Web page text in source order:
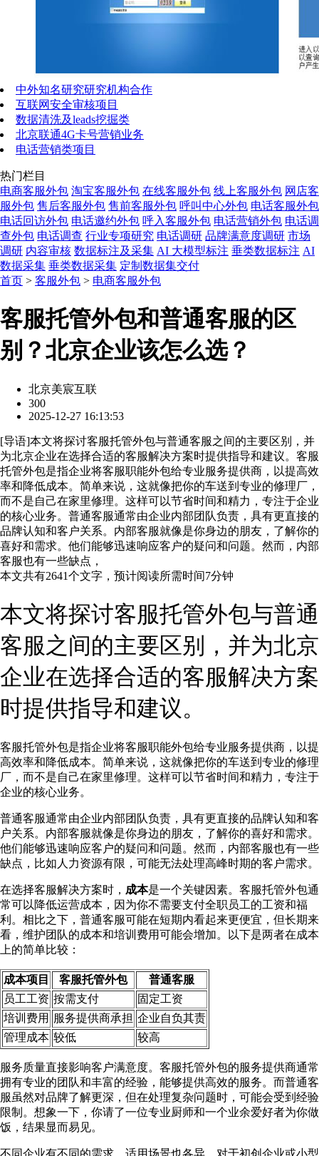
中外知名研究研究机构合作
互联网安全审核项目
数据清洗及leads挖掘类
北京联通4G卡号营销业务
电话营销类项目
热门栏目
电商客服外包 淘宝客服外包 在线客服外包 线上客服外包 网店客
服外包 售后客服外包 售前客服外包 呼叫中心外包 电话客服外包
电话回访外包 电话邀约外包 呼入客服外包 电话营销外包 电话调
查外包 电话调查 行业专项研究 电话调研 品牌满意度调研 市场
调研 内容审核 数据标注及采集 AI 大模型标注 垂类数据标注 AI
数据采集 垂类数据采集 定制数据集交付
首页 > 客服外包 > 电商客服外包
客服托管外包和普通客服的区
别？北京企业该怎么选？
北京美宸互联
300
2025-12-27 16:13:53
[导语]本文将探讨客服托管外包与普通客服之间的主要区别，并
为北京企业在选择合适的客服解决方案时提供指导和建议。客服
托管外包是指企业将客服职能外包给专业服务提供商，以提高效
率和降低成本。简单来说，这就像把你的车送到专业的修理厂，
而不是自己在家里修理。这样可以节省时间和精力，专注于企业
的核心业务。普通客服通常由企业内部团队负责，具有更直接的
品牌认知和客户关系。内部客服就像是你身边的朋友，了解你的
喜好和需求。他们能够迅速响应客户的疑问和问题。然而，内部
客服也有一些缺点，
本文共有2641个文字，预计阅读所需时间7分钟
本文将探讨客服托管外包与普通
客服之间的主要区别，并为北京
企业在选择合适的客服解决方案
时提供指导和建议。
客服托管外包是指企业将客服职能外包给专业服务提供商，以提
高效率和降低成本。简单来说，这就像把你的车送到专业的修理
厂，而不是自己在家里修理。这样可以节省时间和精力，专注于
企业的核心业务。
普通客服通常由企业内部团队负责，具有更直接的品牌认知和客
户关系。内部客服就像是你身边的朋友，了解你的喜好和需求。
他们能够迅速响应客户的疑问和问题。然而，内部客服也有一些
缺点，比如人力资源有限，可能无法处理高峰时期的客户需求。
在选择客服解决方案时， 成本是一个关键因素。客服托管外包通
常可以降低运营成本，因为你不需要支付全职员工的工资和福
利。相比之下，普通客服可能在短期内看起来更便宜，但长期来
看，维护团队的成本和培训费用可能会增加。以下是两者在成本
上的简单比较：
成本项目 客服托管外包
普通客服
员工工资 按需支付
固定工资
培训费用
服务提供商承担 企业自负其责
管理成本 较低 较高
服务质量直接影响客户满意度。客服托管外包的服务提供商通常
拥有专业的团队和丰富的经验，能够提供高效的服务。而普通客
服虽然对品牌了解更深，但在处理复杂问题时，可能会受到经验
限制。想象一下，你请了一位专业厨师和一个业余爱好者为你做
饭，结果显而易见。
不同企业有不同的需求，适用场景也各异。对于初创企业或小型